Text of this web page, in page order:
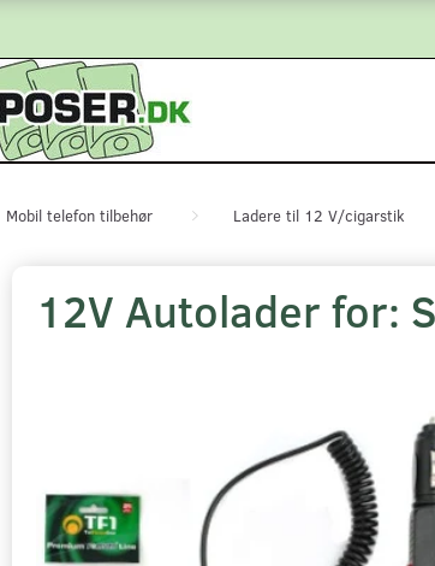
Mobil telefon tilbehør Ladere til 12 V/cigarstik
12V Autolader for: